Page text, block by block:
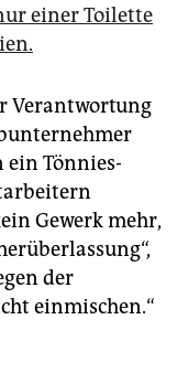
einer Toilette
Verantwortung
ein Tönnies-
Gewerk mehr,
der
einmischen.“